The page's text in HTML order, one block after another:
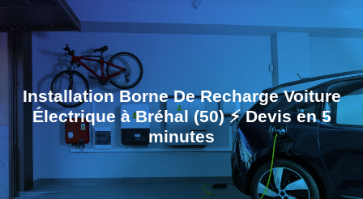
Installation Borne De Recharge Voiture
Électrique à Bréhal (50) ⚡️ Devis en 5
minutes